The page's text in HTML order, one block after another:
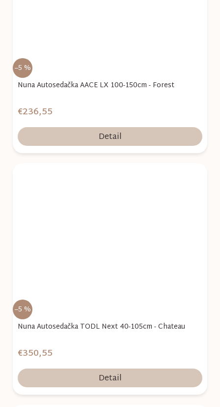
–5 %
Nuna Autosedačka AACE LX 100-150cm - Forest
€236,55
Detail
–5 %
Nuna Autosedačka TODL Next 40-105cm - Chateau
€350,55
Detail